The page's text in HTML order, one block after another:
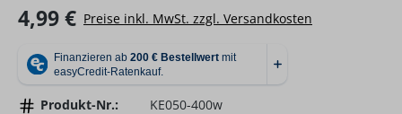
Regulärer Preis:
4,99 € Preise inkl. MwSt. zzgl. Versandkosten
Produkt-Nr.:
KE050-400w